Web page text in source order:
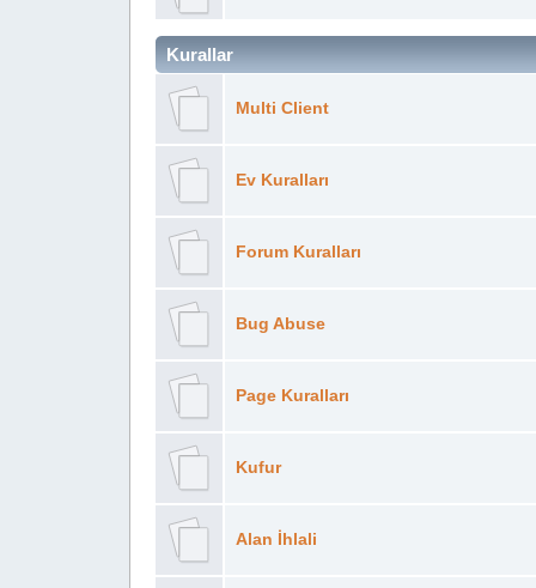
Kurallar
Multi Client
Ev Kuralları
Forum Kuralları
Bug Abuse
Page Kuralları
Kufur
Alan İhlali